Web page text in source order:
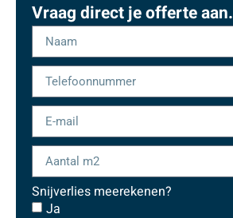
Vraag direct je offerte aan.
Snijverlies meerekenen?
Ja